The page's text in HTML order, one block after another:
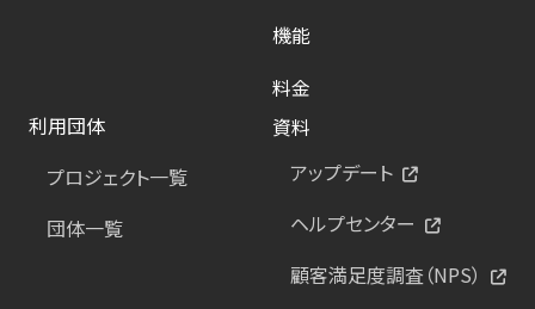
機能
料金
利用団体
プロジェクト一覧
団体一覧
資料
アップデート
ヘルプセンター
顧客満足度調査（NPS）